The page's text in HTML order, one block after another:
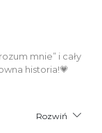
mnie” i cały
historia!💗
Rozwiń